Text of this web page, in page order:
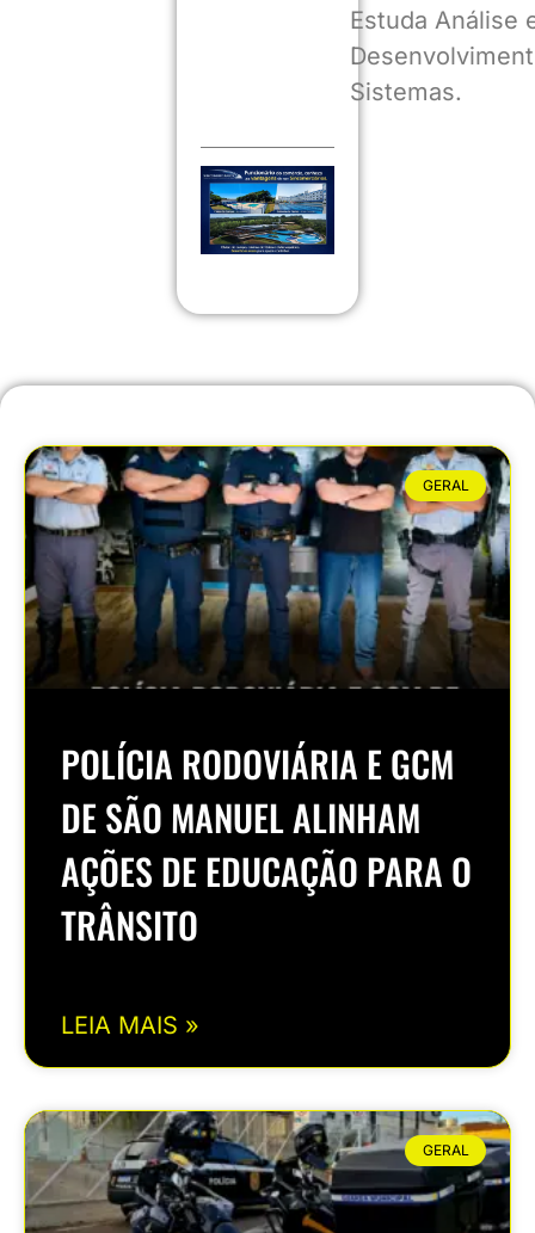
Estuda Análise
Sistemas.
GERAL
POLÍCIA RODOVIÁRIA E GCM
DE SÃO MANUEL ALINHAM
AÇÕES DE EDUCAÇÃO PARA O
TRÂNSITO
LEIA MAIS »
GERAL